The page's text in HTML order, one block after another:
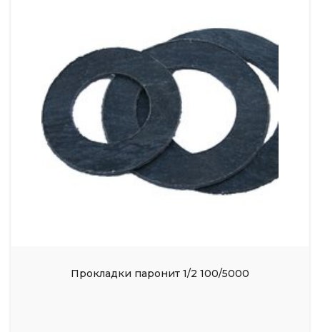
Прокладки паронит 1/2 100/5000